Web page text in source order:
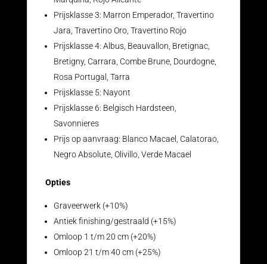
Prijsklasse 3: Marron Emperador, Travertino
Jara, Travertino Oro, Travertino Rojo
Prijsklasse 4: Albus, Beauvallon, Bretignac,
Bretigny, Carrara, Combe Brune, Dourdogne,
Rosa Portugal, Tarra
Prijsklasse 5: Nayont
Prijsklasse 6: Belgisch Hardsteen,
Savonnieres
Prijs op aanvraag: Blanco Macael, Calatorao,
Negro Absolute, Olivillo, Verde Macael
Opties
Graveerwerk (+10%)
Antiek finishing/gestraald (+15%)
Omloop 1 t/m 20 cm (+20%)
Omloop 21 t/m 40 cm (+25%)